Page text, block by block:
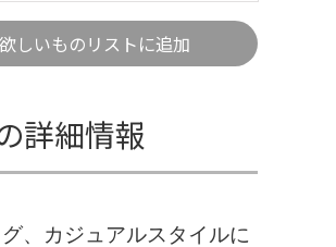
欲しいものリストに追加
詳細情報
、カジュアルスタイルに